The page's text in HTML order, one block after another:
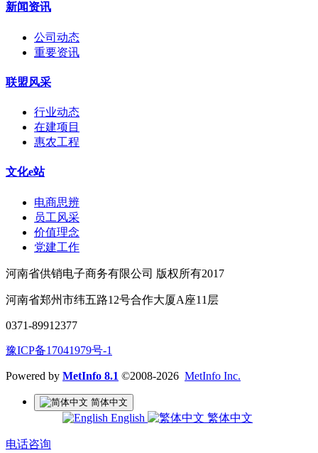
新闻资讯
公司动态
重要资讯
联盟风采
行业动态
在建项目
惠农工程
文化e站
电商思辨
员工风采
价值理念
党建工作
河南省供销电子商务有限公司 版权所有2017
河南省郑州市纬五路12号合作大厦A座11层
0371-89912377
豫ICP备17041979号-1
Powered by MetInfo 8.1 ©2008-2026 MetInfo Inc.
简体中文
English 繁体中文
电话咨询